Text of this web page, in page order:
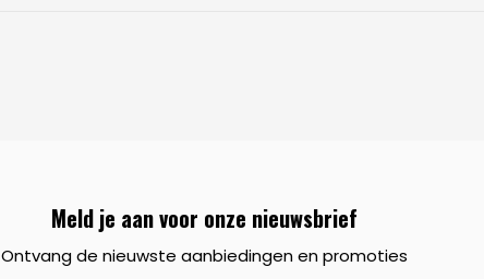
Meld je aan voor onze nieuwsbrief
Ontvang de nieuwste aanbiedingen en promoties